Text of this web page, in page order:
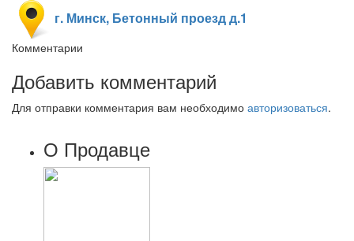
г. Минск, Бетонный проезд д.1
Комментарии
Добавить комментарий
Для отправки комментария вам необходимо авторизоваться.
О Продавце